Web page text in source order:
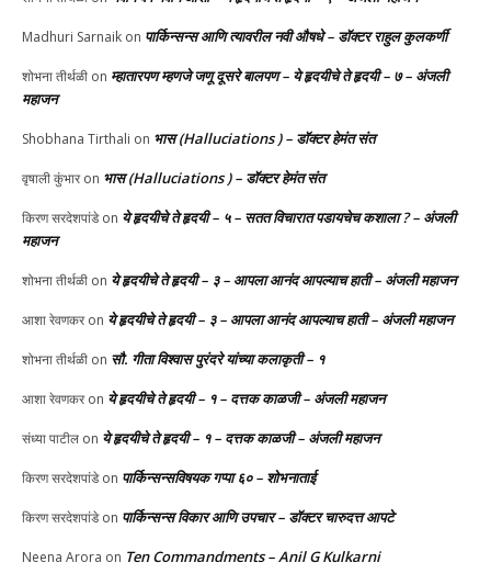
Madhuri Sarnaik on पार्किन्सन्स आणि त्यावरील नवी औषधे – डॉक्टर राहुल कुलकर्णी
शोभना तीर्थळी on म्हातारपण म्हणजे जणू दूसरे बालपण – ये हृदयीचे ते हृदयी – ७ – अंजली
महाजन
Shobhana Tirthali on भास (Halluciations ) – डॉक्टर हेमंत संत
वृषाली कुंभारon भास (Halluciations ) – डॉक्टर हेमंत संत
किरण सरदेशपांडेon ये हृदयीचे ते हृदयी – ५ – सतत विचारात पडायचेच कशाला ? – अंजली
महाजन
शोभना तीर्थळी on ये हृदयीचे ते हृदयी – ३ – आपला आनंद आपल्याच हाती – अंजली महाजन
आशा रेवणकरon ये हृदयीचे ते हृदयी – ३ – आपला आनंद आपल्याच हाती – अंजली महाजन
शोभना तीर्थळी on सौ. गीता विश्वास पुरंदरे यांच्या कलाकृती – १
आशा रेवणकरon ये हृदयीचे ते हृदयी – १ – दत्तक काळजी – अंजली महाजन
संध्या पाटील on ये हृदयीचे ते हृदयी – १ – दत्तक काळजी – अंजली महाजन
किरण सरदेशपांडेon पार्किन्सन्सविषयक गप्पा ६० – शोभनाताई
किरण सरदेशपांडेon पार्किन्सन्स विकार आणि उपचार – डॉक्टर चारुदत्त आपटे
Neena Arora on Ten Commandments – Anil G Kulkarni